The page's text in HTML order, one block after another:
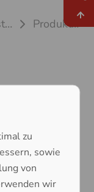
Produktfinder
aus
Sie
zu
sowie
von
wir